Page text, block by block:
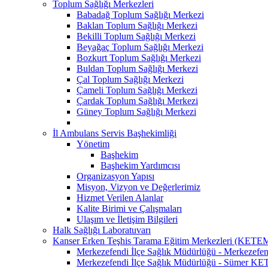
Toplum Sağlığı Merkezleri
Babadağ Toplum Sağlığı Merkezi
Baklan Toplum Sağlığı Merkezi
Bekilli Toplum Sağlığı Merkezi
Beyağaç Toplum Sağlığı Merkezi
Bozkurt Toplum Sağlığı Merkezi
Buldan Toplum Sağlığı Merkezi
Çal Toplum Sağlığı Merkezi
Çameli Toplum Sağlığı Merkezi
Çardak Toplum Sağlığı Merkezi
Güney Toplum Sağlığı Merkezi
İl Ambulans Servis Başhekimliği
Yönetim
Başhekim
Başhekim Yardımcısı
Organizasyon Yapısı
Misyon, Vizyon ve Değerlerimiz
Hizmet Verilen Alanlar
Kalite Birimi ve Çalışmaları
Ulaşım ve İletişim Bilgileri
Halk Sağlığı Laboratuvarı
Kanser Erken Teşhis Tarama Eğitim Merkezleri
Merkezefendi İlçe Sağlık Müdürlüğü -
Merkezefendi İlçe Sağlık Müdürlüğü - Sümer